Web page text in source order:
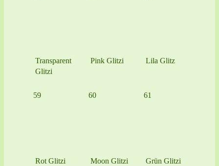
Transparent
Glitzi
Pink Glitzi Lila Glitz
59
Rot Glitzi
60
Moon Glitzi
61
Grün Glitzi